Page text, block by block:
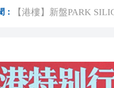
：
伊朗最高領袖與總統舉